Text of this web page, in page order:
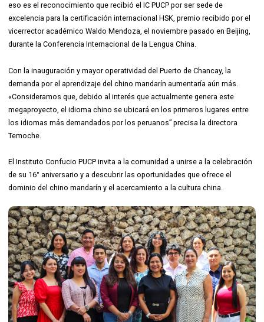
eso es el reconocimiento que recibió el IC PUCP por ser sede de
excelencia para la certificación internacional HSK, premio recibido por el
vicerrector académico Waldo Mendoza, el noviembre pasado en Beijing,
durante la Conferencia Internacional de la Lengua China.
Con la inauguración y mayor operatividad del Puerto de Chancay, la
demanda por el aprendizaje del chino mandarín aumentaría aún más.
«Consideramos que, debido al interés que actualmente genera este
megaproyecto, el idioma chino se ubicará en los primeros lugares entre
los idiomas más demandados por los peruanos” precisa la directora
Temoche.
El Instituto Confucio PUCP invita a la comunidad a unirse a la celebración
de su 16° aniversario y a descubrir las oportunidades que ofrece el
dominio del chino mandarín y el acercamiento a la cultura china.